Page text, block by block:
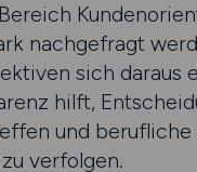
nachgefragt
sich daraus
hilft,
und berufliche
verfolgen.